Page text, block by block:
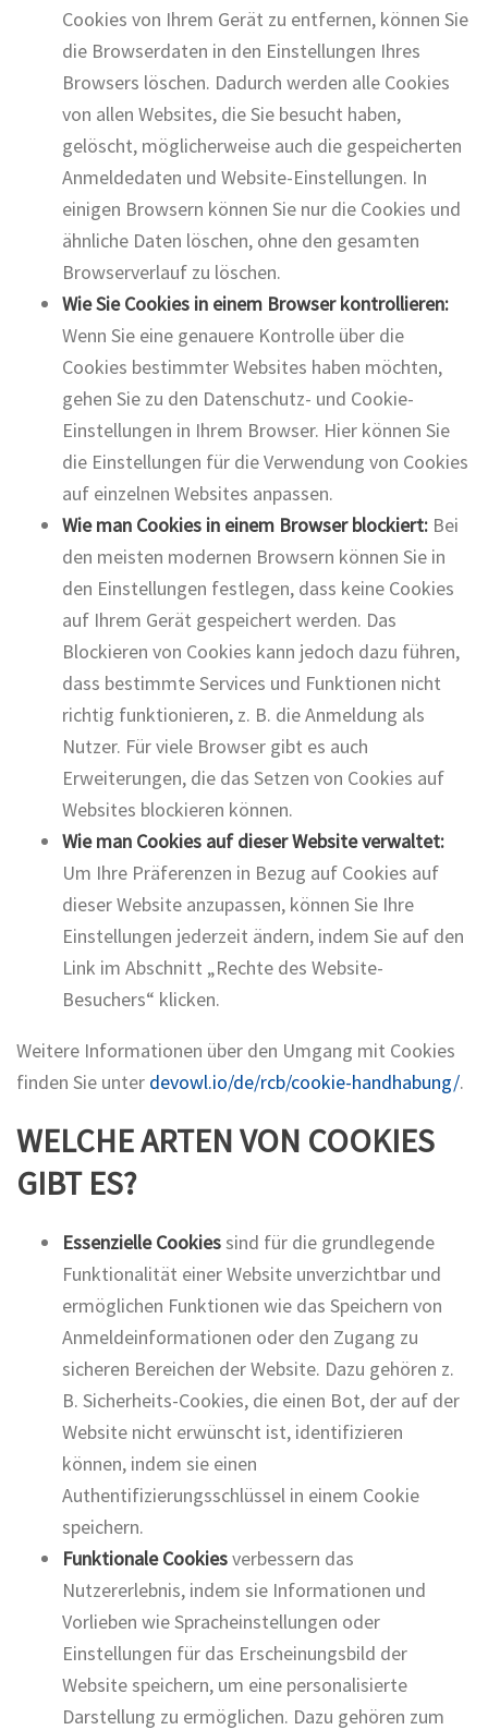
Cookies von Ihrem Gerät zu entfernen, können Sie
die Browserdaten in den Einstellungen Ihres
Browsers löschen. Dadurch werden alle Cookies
von allen Websites, die Sie besucht haben,
gelöscht, möglicherweise auch die gespeicherten
Anmeldedaten und Website-Einstellungen. In
einigen Browsern können Sie nur die Cookies und
ähnliche Daten löschen, ohne den gesamten
Browserverlauf zu löschen.
Wie Sie Cookies in einem Browser kontrollieren:
Wenn Sie eine genauere Kontrolle über die
Cookies bestimmter Websites haben möchten,
gehen Sie zu den Datenschutz- und Cookie-
Einstellungen in Ihrem Browser. Hier können Sie
die Einstellungen für die Verwendung von Cookies
auf einzelnen Websites anpassen.
Wie man Cookies in einem Browser blockiert: Bei
den meisten modernen Browsern können Sie in
den Einstellungen festlegen, dass keine Cookies
auf Ihrem Gerät gespeichert werden. Das
Blockieren von Cookies kann jedoch dazu führen,
dass bestimmte Services und Funktionen nicht
richtig funktionieren, z. B. die Anmeldung als
Nutzer. Für viele Browser gibt es auch
Erweiterungen, die das Setzen von Cookies auf
Websites blockieren können.
Wie man Cookies auf dieser Website verwaltet:
Um Ihre Präferenzen in Bezug auf Cookies auf
dieser Website anzupassen, können Sie Ihre
Einstellungen jederzeit ändern, indem Sie auf den
Link im Abschnitt „Rechte des Website-
Besuchers“ klicken.
Weitere Informationen über den Umgang mit Cookies
finden Sie unter devowl.io/de/rcb/cookie-handhabung/.
WELCHE ARTEN VON COOKIES
GIBT ES?
Essenzielle Cookiessind für die grundlegende
Funktionalität einer Website unverzichtbar und
ermöglichen Funktionen wie das Speichern von
Anmeldeinformationen oder den Zugang zu
sicheren Bereichen der Website. Dazu gehören z.
B. Sicherheits-Cookies, die einen Bot, der auf der
Website nicht erwünscht ist, identifizieren
können, indem sie einen
Authentifizierungsschlüssel in einem Cookie
speichern.
Funktionale Cookiesverbessern das
Nutzererlebnis, indem sie Informationen und
Vorlieben wie Spracheinstellungen oder
Einstellungen für das Erscheinungsbild der
Website speichern, um eine personalisierte
Darstellung zu ermöglichen. Dazu gehören zum